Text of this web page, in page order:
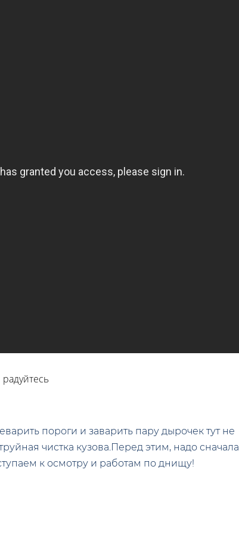
пороги и заварить пару дырочек тут не
чистка кузова.Перед этим, надо сначала
к осмотру и работам по днищу!